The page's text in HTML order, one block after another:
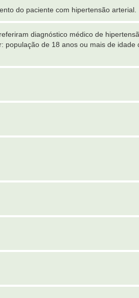
do paciente com hipertensão arterial.
diagnóstico médico de
de 18 anos ou mais de idade